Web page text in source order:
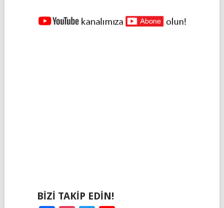
YAZILAR
BIZI TAKIP EDIN!